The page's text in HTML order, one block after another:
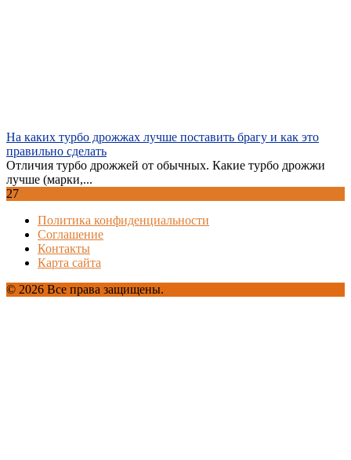
На каких турбо дрожжах лучше поставить брагу и как это
правильно сделать
Отличия турбо дрожжей от обычных. Какие турбо дрожжи
лучше (марки,...
27
Политика конфиденциальности
Соглашение
Контакты
Карта сайта
© 2026 Все права защищены.